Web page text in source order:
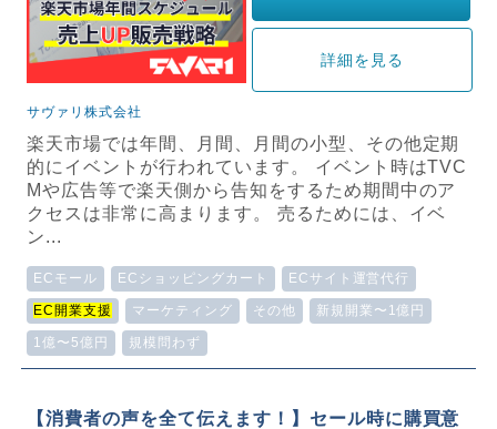
詳細を見る
サヴァリ株式会社
楽天市場では年間、月間、月間の小型、その他定期
的にイベントが行われています。 イベント時はTVC
Mや広告等で楽天側から告知をするため期間中のア
クセスは非常に高まります。 売るためには、イベ
ン...
ECモール ECショッピングカート ECサイト運営代行
EC開業支援 マーケティング その他 新規開業〜1億円
1億〜5億円 規模問わず
【消費者の声を全て伝えます！】セール時に購買意